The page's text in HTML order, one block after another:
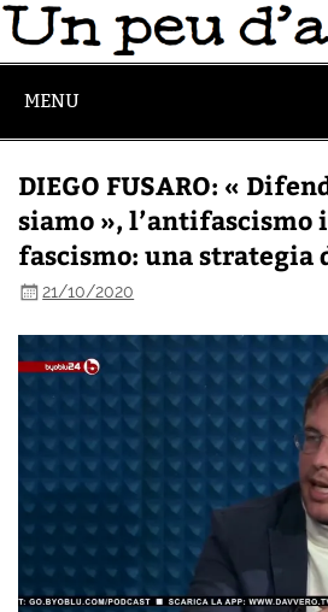
MENU
DIEGO FUSARO: «
siamo », l’antifascismo
fascismo: una strategia
21/10/2020